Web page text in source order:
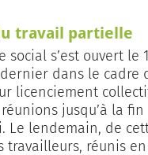
travail partielle
social s’est ouvert le
dans le cadre
licenciement
jusqu’à la fin
Le lendemain, de
travailleurs, réunis en